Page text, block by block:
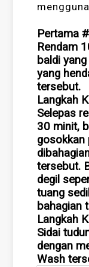
Pertama
Rendam
baldi
yang
tersebut.
Langkah
Selepas
30 minit,
gosokkan
tersebut.
degil
tuang
bahagian
Langkah
Sidai
dengan
Wash